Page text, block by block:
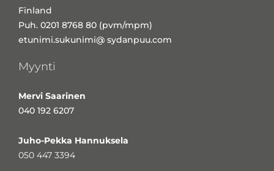
Finland
Puh. 0201 8768 80 (pvm/mpm)
etunimi.sukunimi@ sydanpuu.com
Myynti
Mervi Saarinen
040 192 6207
Juho-Pekka Hannuksela
050 447 3394